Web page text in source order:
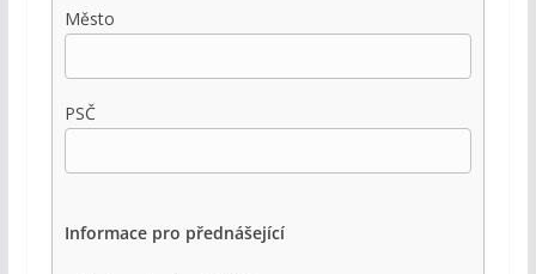
Město
PSČ
Informace pro přednášející